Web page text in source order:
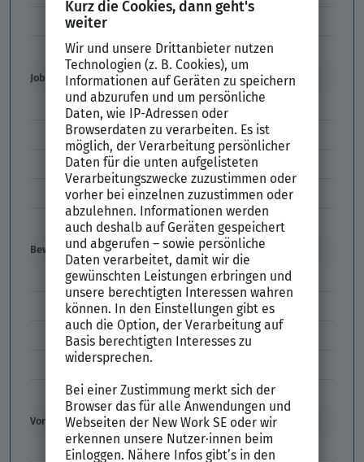
Unbefristeter Arbeitsvertrag
Der XING Bewerbungsratgeber
Job & Karriere
Arbeitsvertrag
Codes im Arbeitszeugnis
Kündigung
Einstiegsgehalt
Gehaltswunsch
Bewerbung
E-Mail-Bewerbung
Anlagen und Zeugnisse
Initiativbewerbung
Interne Bewerbung
Empfehlungsschreiben
Vorstellungsgespräch
Vorstellungsgespräch Fragen